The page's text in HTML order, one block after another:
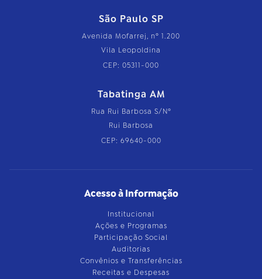
São Paulo SP
Avenida Mofarrej, nº 1.200
Vila Leopoldina
CEP: 05311-000
Tabatinga AM
Rua Rui Barbosa S/Nº
Rui Barbosa
CEP: 69640-000
Acesso à Informação
Institucional
Ações e Programas
Participação Social
Auditorias
Convênios e Transferências
Receitas e Despesas